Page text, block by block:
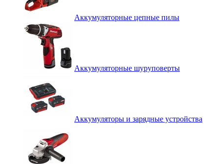
Аккумуляторные цепные пилы
Аккумуляторные шуруповерты
Аккумуляторы и зарядные устройства